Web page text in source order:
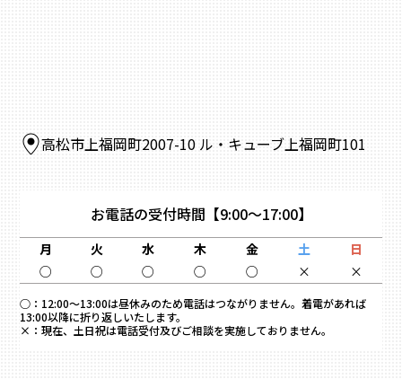
高松市上福岡町2007-10 ル・キューブ上福岡町101
お電話の受付時間 【9:00～17:00】
月 火 水 木 金 土
日
○
○ ○ ○ ○ × ×
○： 12:00～13:00は昼休みのため電話はつながりません。着電があれば
13:00以降に折り返しいたします。
×： 現在、土日祝は電話受付及びご相談を実施しておりません。